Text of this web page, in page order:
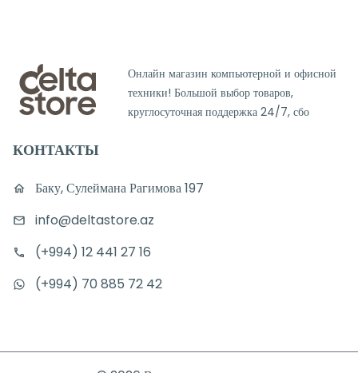
Онлайн магазин компьютерной и офисной
техники! Большой выбор товаров,
круглосуточная поддержка 24/7, сбо
КОНТАКТЫ
Баку, Сулеймана Рагимова 197
info@deltastore.az
(+994) 12 441 27 16
(+994) 70 885 72 42